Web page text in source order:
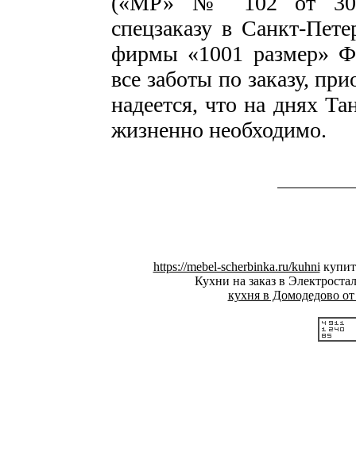
спецзаказу в Санкт-
фирмы «1001 размер»
все заботы по заказу,
надеется, что на днях
жизненно необходимо.
https://mebel-scherbinka.ru/kuhni
Кухни на заказ в
кухня в Домодедово